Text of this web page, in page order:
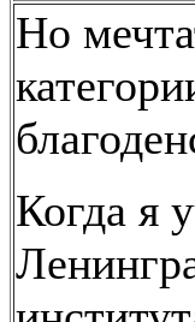
Но
Когда я